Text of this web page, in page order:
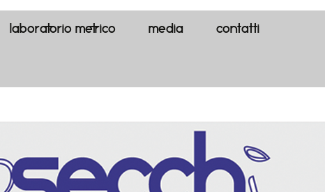
LABORATORIO METRICO media contatti